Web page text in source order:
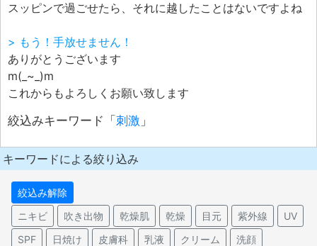
スッピンで過ごせたら、それに越したことはないですよね
> もう！手放せません！
ありがとうございます
m(_~_)m
これからもよろしくお願い致します
絞込みキーワード「 刺激 」
キーワードによる絞り込み
絞込み解除
ニキビ
吹き出物 乾燥肌 乾燥 目元 紫外線
UV
SPF
日焼け 皮膚科 乳液 クリーム
洗顔